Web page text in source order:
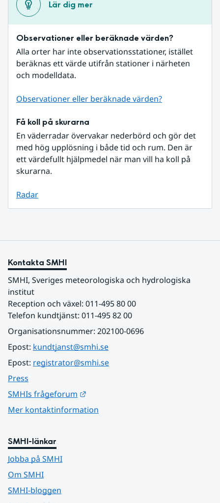
Lär dig mer
Observationer eller beräknade värden?
Alla orter har inte observationsstationer, istället
beräknas ett värde utifrån stationer i närheten
och modelldata.
Observationer eller beräknade värden?
Få koll på skurarna
En väderradar övervakar nederbörd och gör det
med hög upplösning i både tid och rum. Den är
ett värdefullt hjälpmedel när man vill ha koll på
skurarna.
Radar
Kontakta SMHI
SMHI, Sveriges meteorologiska och hydrologiska
institut
Reception och växel: 011-495 80 00
Telefon kundtjänst: 011-495 82 00
Organisationsnummer: 202100-0696
Epost: kundtjanst@smhi.se
Epost: registrator@smhi.se
Press
SMHIs frågeforum
Mer kontaktinformation
SMHI-länkar
Jobba på SMHI
Om SMHI
SMHI-bloggen